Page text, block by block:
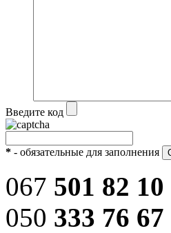
Введите код
* - обязательные для заполнения
067 501 82 10
050 333 76 67